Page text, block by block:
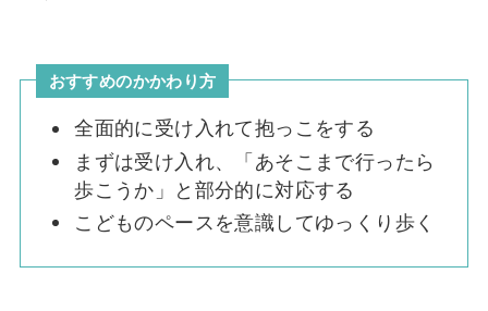
おすすめのかかわり方
全面的に受け入れて抱っこをする
まずは受け入れ、「あそこまで行ったら
歩こうか」と部分的に対応する
こどものペースを意識してゆっくり歩く